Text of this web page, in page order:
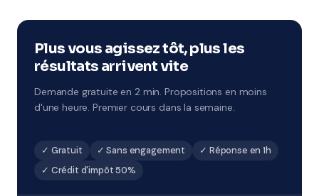
examens à Sarcelles.
Plus vous agissez tôt, plus les
résultats arrivent vite
Demande gratuite en 2 min. Propositions en moins
d'une heure. Premier cours dans la semaine.
✓ Gratuit ✓ Sans engagement
✓ Réponse en 1h
✓ Crédit d'impôt 50%